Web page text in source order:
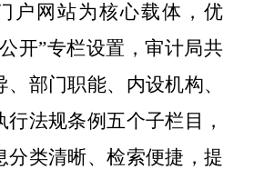
户网站为核心载体，优
开”专栏设置，审计局共
部门职能、内设机构、
行法规条例五个子栏目，
分类清晰、检索便捷，提